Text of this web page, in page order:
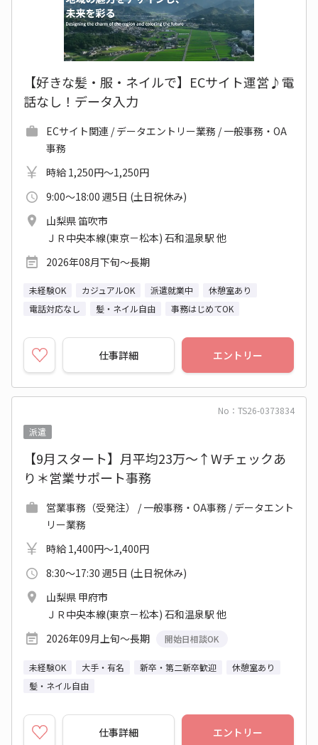
【好きな髪・服・ネイルで】ECサイト運営♪電
話なし！データ入力
ECサイト関連 / データエントリー業務 / 一般事務・OA
事務
時給 1,250円～1,250円
9:00～18:00 週5日 (土日祝休み)
山梨県 笛吹市
ＪＲ中央本線(東京－松本) 石和温泉駅 他
2026年08月下旬～長期
未経験OK カジュアルOK 派遣就業中
休憩室あり
電話対応なし
髪・ネイル自由 事務はじめてOK
仕事詳細 エントリー
No：TS26-0373834
派遣
【9月スタート】月平均23万～↑Wチェックあ
り＊営業サポート事務
営業事務（受発注） / 一般事務・OA事務 / データエント
リー業務
時給 1,400円～1,400円
8:30～17:30 週5日 (土日祝休み)
山梨県 甲府市
ＪＲ中央本線(東京－松本) 石和温泉駅 他
2026年09月上旬～長期
開始日相談OK
未経験OK 大手・有名 新卒・第二新卒歓迎
休憩室あり
髪・ネイル自由
仕事詳細 エントリー